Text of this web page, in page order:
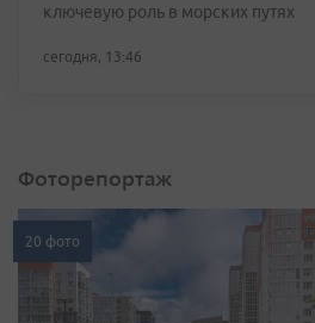
ключевую роль в морских путях
сегодня, 13:46
Фоторепортаж
20 фото